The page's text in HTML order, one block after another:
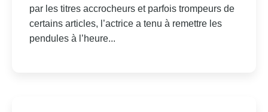
par les titres accrocheurs et parfois trompeurs de
certains articles, l’actrice a tenu à remettre les
pendules à l’heure...